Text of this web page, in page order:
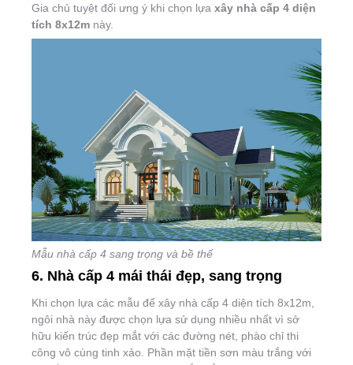
Gia chủ tuyệt đối ưng ý khi chọn lựa xây nhà cấp 4 diện
tích 8x12m này.
Mẫu nhà cấp 4 sang trọng và bề thế
6. Nhà cấp 4 mái thái đẹp, sang trọng
Khi chọn lựa các mẫu để xây nhà cấp 4 diện tích 8x12m,
ngôi nhà này được chọn lựa sử dụng nhiều nhất vì sở
hữu kiến trúc đẹp mắt với các đường nét, phào chỉ thi
công vô cùng tinh xảo. Phần mặt tiền sơn màu trắng với